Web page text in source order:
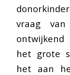
vraag
het grote
het aan